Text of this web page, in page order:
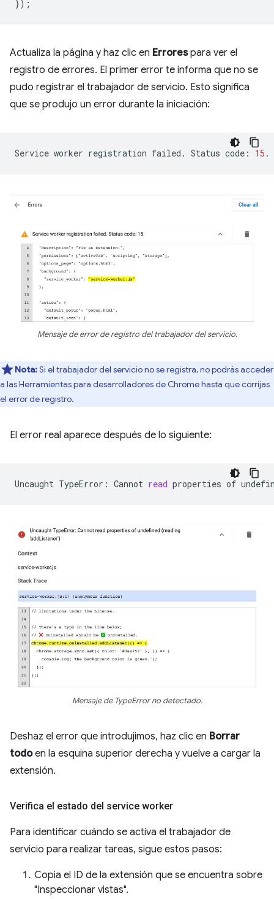
});
Actualiza la página y haz clic en Errorespara ver el
registro de errores. El primer error te informa que no se
pudo registrar el trabajador de servicio. Esto significa
que se produjo un error durante la iniciación:
Service worker registration failed. Status code: 15
Mensaje de error de registro del trabajador del servicio.
Nota:Si el trabajador del servicio no se registra, no podrás acceder
a las Herramientas para desarrolladores de Chrome hasta que corrijas
el error de registro.
El error real aparece después de lo siguiente:
Uncaught TypeError: Cannot read properties of
Mensaje de TypeError no detectado.
Deshaz el error que introdujimos, haz clic en Borrar
todoen la esquina superior derecha y vuelve a cargar la
extensión.
Verifica el estado del service worker
Para identificar cuándo se activa el trabajador de
servicio para realizar tareas, sigue estos pasos:
Copia el ID de la extensión que se encuentra sobre
"Inspeccionar vistas".